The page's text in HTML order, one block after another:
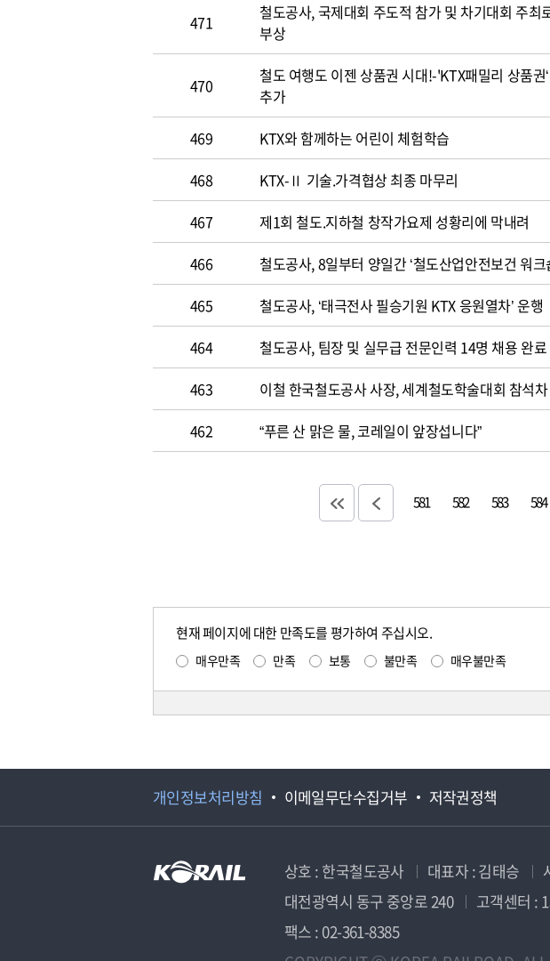
471
철도공사, 국제대회 주도적 참가 및 차기대회 주최
부상
470
철도 여행도 이젠 상품권 시대!-'KTX패밀리 상품권
추가
469 KTX와 함께하는 어린이 체험학습
468
KTX-Ⅱ 기술.가격협상 최종 마무리
467
제1회 철도.지하철 창작가요제 성황리에 막내려
466
철도공사, 8일부터 양일간 ‘철도산업안전보건 워크
465
철도공사, ‘태극전사 필승기원 KTX 응원열차’ 운행
464
철도공사, 팀장 및 실무급 전문인력 14명 채용 완료
463
이철 한국철도공사 사장, 세계철도학술대회 참석
462
“푸른 산 맑은 물, 코레일이 앞장섭니다”
581 582 583 584
현재 페이지에 대한 만족도를 평가하여 주십시오.
매우만족 만족 보통 불만족 매우불만족
개인정보처리방침 이메일무단수집거부 저작권정책
상호 : 한국철도공사 대표자 : 김태승
대전광역시 동구 중앙로 240
고객센터 :
팩스 : 02-361-8385